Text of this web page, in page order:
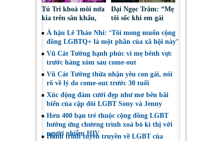
Tú Tri khoá môi nửa
kia trên sân khấu,
khẳng định “vẫn yêu
anh dù trái ngang”
Đại Ngọc Trâm: “Mẹ
tôi sốc khi em gái
3”
Á hậu Lê Thảo Nhi: ‘Tôi mong muốn cộng
đồng LGBTQ+ là một phần của xã hội này’
Vũ Cát Tường hạnh phúc vì mẹ bênh vực
trước hàng xóm sau come-out
Vũ Cát Tường thừa nhận yêu con gái, nói
rõ về lý do come-out trước 30 tuổi
Xúc động đám cưới đẹp như mơ bên bãi
biển của cặp đôi LGBT Sony và Jenny
Hơn 400 bạn trẻ thuộc cộng đồng LGBT
hưởng ứng chương trình xoá bỏ kì thị với
người nhiễm HIV
Hành trình tuyên truyền về LGBT của